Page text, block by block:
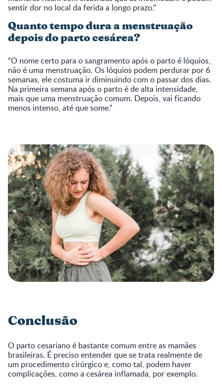
sentir dor no local da ferida a longo prazo.”
Quanto tempo dura a menstruação
depois do parto cesárea?
“O nome certo para o sangramento após o parto é lóquios,
não é uma menstruação. Os lóquios podem perdurar por 6
semanas, ele costuma ir diminuindo com o passar dos dias.
Na primeira semana após o parto é de alta intensidade,
mais que uma menstruação comum. Depois, vai ficando
menos intenso, até que some.”
Conclusão
O parto cesariano é bastante comum entre as mamães
brasileiras. É preciso entender que se trata realmente de
um procedimento cirúrgico e, como tal, podem haver
complicações, como a cesárea inflamada, por exemplo.